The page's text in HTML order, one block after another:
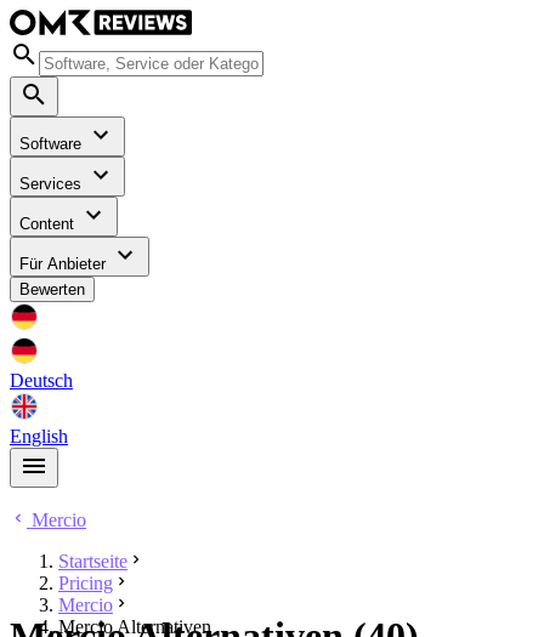
Software
Services
Content
Für Anbieter
Bewerten
Deutsch
English
Mercio
Startseite
Pricing
Mercio
Mercio Alternativen